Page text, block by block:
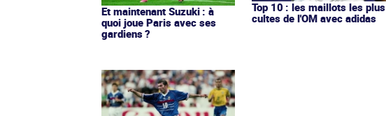
Et maintenant Suzuki : à
quoi joue Paris avec ses
gardiens ?
Top 10 : les maillots les plus
cultes de l'OM avec adidas